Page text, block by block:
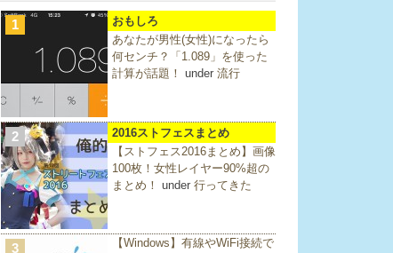
1
おもしろ
あなたが男性(女性)になったら
何センチ？「1.089」を使った
計算が話題！ under 流行
2
2016ストフェスまとめ
【ストフェス2016まとめ】画像
100枚！女性レイヤー90%超の
まとめ！ under 行ってきた
3
【Windows】有線やWiFi接続で